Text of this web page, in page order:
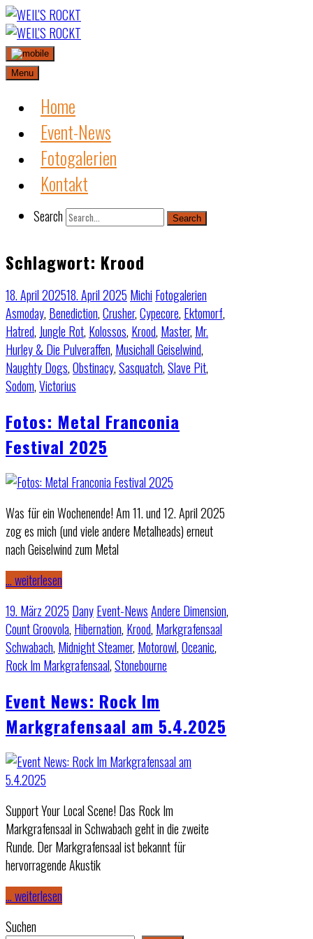
Skip
to
content
Menu
Home
Event-News
Fotogalerien
Kontakt
Search Search
Schlagwort: Krood
18. April 202518. April 2025 Michi Fotogalerien
Asmoday, Benediction,Crusher,Cypecore, Ektomorf,
Hatred, Jungle Rot, Kolossos, Krood, Master, Mr.
Hurley & Die Pulveraffen, Musichall Geiselwind,
Naughty Dogs,Obstinacy,Sasquatch,Slave Pit,
Sodom,Victorius
Fotos: Metal Franconia
Festival 2025
Was für ein Wochenende! Am 11. und 12. April 2025
zog es mich (und viele andere Metalheads) erneut
nach Geiselwind zum Metal
… weiterlesen
19. März 2025 DanyEvent-NewsAndere Dimension,
Count Groovola, Hibernation, Krood, Markgrafensaal
Schwabach, Midnight Steamer, Motorowl,Oceanic,
Rock Im Markgrafensaal,Stonebourne
Event News: Rock Im
Markgrafensaal am 5.4.2025
Support Your Local Scene! Das Rock Im
Markgrafensaal in Schwabach geht in die zweite
Runde. Der Markgrafensaal ist bekannt für
hervorragende Akustik
… weiterlesen
Suchen